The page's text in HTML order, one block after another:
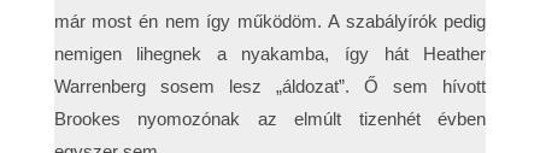
már most én nem így működöm. A szabályírók pedig
nemigen lihegnek a nyakamba, így hát Heather
Warrenberg sosem lesz „áldozat”. Ő sem hívott
Brookes nyomozónak az elmúlt tizenhét évben